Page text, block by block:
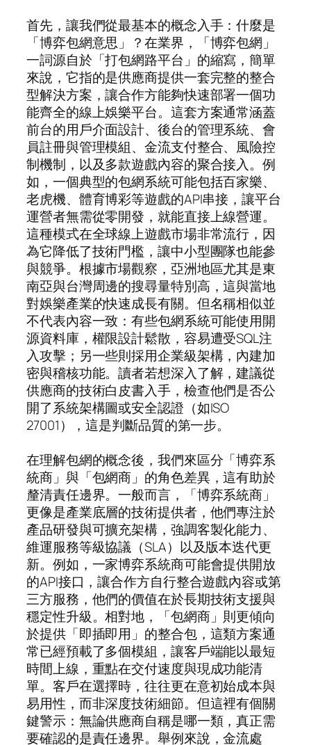
首先，讓我們從最基本的概念入手：什麼是
「博弈包網意思」？在業界，「博弈包網」
一詞源自於「打包網路平台」的縮寫，簡單
來說，它指的是供應商提供一套完整的整合
型解決方案，讓合作方能夠快速部署一個功
能齊全的線上娛樂平台。這套方案通常涵蓋
前台的用戶介面設計、後台的管理系統、會
員註冊與管理模組、金流支付整合、風險控
制機制，以及多款遊戲內容的聚合接入。例
如，一個典型的包網系統可能包括百家樂、
老虎機、體育博彩等遊戲的API串接，讓平台
運營者無需從零開發，就能直接上線營運。
這種模式在全球線上遊戲市場非常流行，因
為它降低了技術門檻，讓中小型團隊也能參
與競爭。根據市場觀察，亞洲地區尤其是東
南亞與台灣周邊的搜尋量特別高，這與當地
對娛樂產業的快速成長有關。但名稱相似並
不代表內容一致：有些包網系統可能使用開
源資料庫，權限設計鬆散，容易遭受SQL注
入攻擊；另一些則採用企業級架構，內建加
密與稽核功能。讀者若想深入了解，建議從
供應商的技術白皮書入手，檢查他們是否公
開了系統架構圖或安全認證（如ISO
27001），這是判斷品質的第一步。
在理解包網的概念後，我們來區分「博弈系
統商」與「包網商」的角色差異，這有助於
釐清責任邊界。一般而言，「博弈系統商」
更像是產業底層的技術提供者，他們專注於
產品研發與可擴充架構，強調客製化能力、
維運服務等級協議（SLA）以及版本迭代更
新。例如，一家博弈系統商可能會提供開放
的API接口，讓合作方自行整合遊戲內容或第
三方服務，他們的價值在於長期技術支援與
穩定性升級。相對地，「包網商」則更傾向
於提供「即插即用」的整合包，這類方案通
常已經預載了多個模組，讓客戶端能以最短
時間上線，重點在交付速度與現成功能清
單。客戶在選擇時，往往更在意初始成本與
易用性，而非深度技術細節。但這裡有個關
鍵警示：無論供應商自稱是哪一類，真正需
要確認的是責任邊界。舉例來說，金流處